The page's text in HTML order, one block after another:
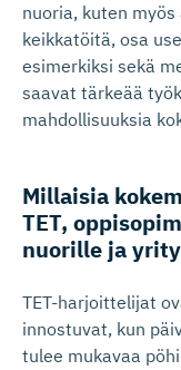
nuoria, kuten
keikkatöitä, osa
esimerkiksi sekä
saavat tärkeää
mahdollisuuksia
Millaisia
TET,
nuorille ja
TET-harjoittelijat
innostuvat, kun
tulee mukavaa